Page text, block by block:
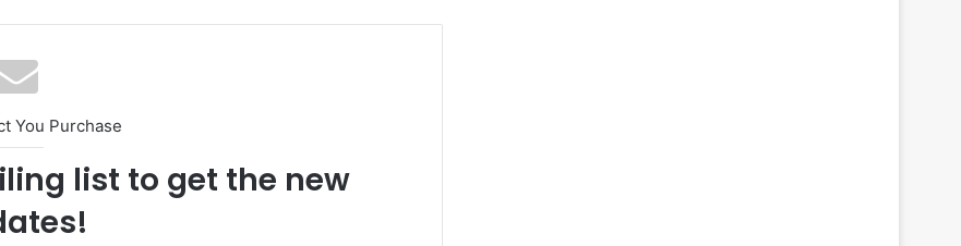
You Purchase
list to get the new